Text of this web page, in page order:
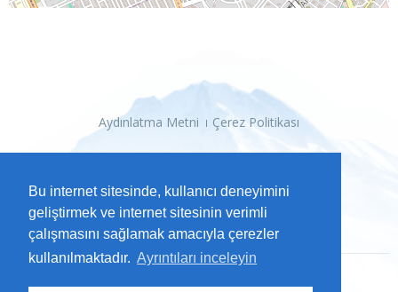
Bu internet sitesinde, kullanıcı deneyimini
geliştirmek ve internet sitesinin verimli
çalışmasını sağlamak amacıyla çerezler
kullanılmaktadır. Ayrıntıları inceleyin
Aydınlatma Metni Çerez Politikası